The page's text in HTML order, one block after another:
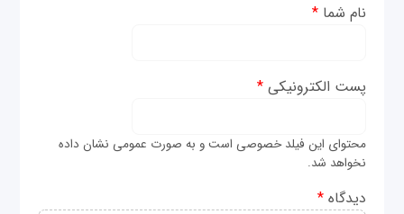
نام شما*
پست الکترونیکی*
محتوای این فیلد خصوصی است و به صورت عمومی نشان داده
نخواهد شد.
دیدگاه*